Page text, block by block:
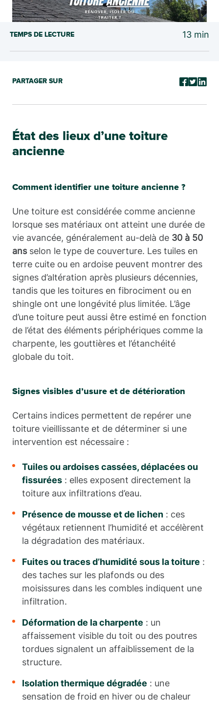
État des lieux d’une toiture
ancienne
Comment identifier une toiture ancienne ?
Une toiture est considérée comme ancienne
lorsque ses matériaux ont atteint une durée de
vie avancée, généralement au-delà de 30 à 50
ansselon le type de couverture. Les tuiles en
terre cuite ou en ardoise peuvent montrer des
signes d’altération après plusieurs décennies,
tandis que les toitures en fibrociment ou en
shingle ont une longévité plus limitée. L’âge
d’une toiture peut aussi être estimé en fonction
de l’état des éléments périphériques comme la
charpente, les gouttières et l’étanchéité
globale du toit.
Signes visibles d’usure et de détérioration
Certains indices permettent de repérer une
toiture vieillissante et de déterminer si une
intervention est nécessaire :
Tuiles ou ardoises cassées, déplacées ou
fissurées : elles exposent directement la
toiture aux infiltrations d’eau.
Présence de mousse et de lichen : ces
végétaux retiennent l’humidité et accélèrent
la dégradation des matériaux.
Fuites ou traces d’humidité sous la toiture :
des taches sur les plafonds ou des
moisissures dans les combles indiquent une
infiltration.
Déformation de la charpente : un
affaissement visible du toit ou des poutres
tordues signalent un affaiblissement de la
structure.
Isolation thermique dégradée : une
sensation de froid en hiver ou de chaleur
TEMPS DE LECTURE 13 min
PARTAGER SUR